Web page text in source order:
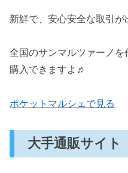
新鮮で、安心安全な取引が
全国のサンマルツァーノ
購入できますよ♬
ポケットマルシェで見る
大手通販サイト